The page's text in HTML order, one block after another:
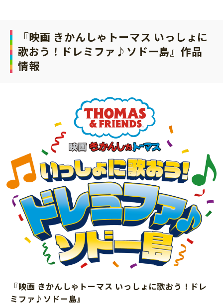
『映画 きかんしゃトーマス いっしょに
歌おう！ドレミファ♪ソドー島』作品
情報
『映画 きかんしゃトーマス いっしょに歌おう！ドレ
ミファ♪ソドー島』